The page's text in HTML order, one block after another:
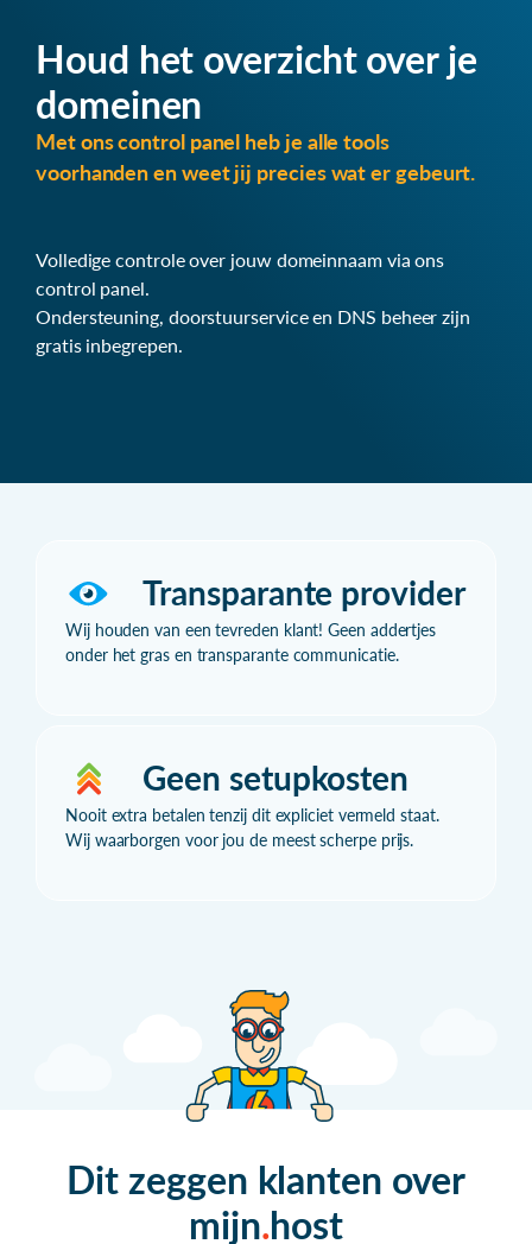
Houd het overzicht over je
domeinen
Met ons control panel heb je alle tools
voorhanden en weet jij precies wat er gebeurt.
Volledige controle over jouw domeinnaam via ons
control panel.
Ondersteuning, doorstuurservice en DNS beheer zijn
gratis inbegrepen.
Transparante provider
Wij houden van een tevreden klant! Geen addertjes
onder het gras en transparante communicatie.
Geen setupkosten
Nooit extra betalen tenzij dit expliciet vermeld staat.
Wij waarborgen voor jou de meest scherpe prijs.
Dit zeggen klanten over
mijn host